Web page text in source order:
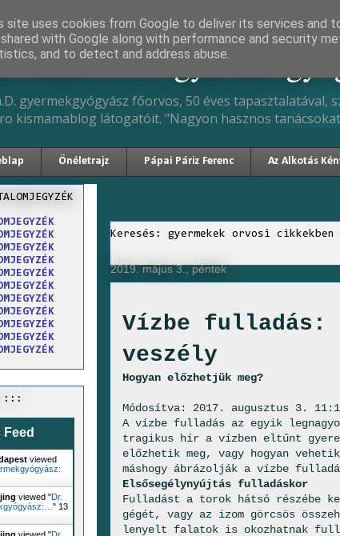
Béla Ph.D.
gyermekgyógyász főorvos, 50 éves
kismamablog látogatóit. "Nagyon hasznos
Önéletrajz Pápai Páriz Ferenc Az Alkotás
Keresés: gyermekek orvosi
2019. május 3., péntek
Vízbe fulladás:
veszély
Hogyan előzhetjük meg?
Módosítva: 2017. augusztus 3.
A vízbe fulladás az egyik
tragikus hír a vízben eltűnt
előzhetik meg, vagy hogyan
máshogy ábrázolják a vízbe
Elsősegélynyújtás fulladáskor
Fulladást a torok hátsó részébe
gégét, vagy az izom görcsös
lenyelt falatok is okozhatnak
:::
Feed
viewed
viewed "Dr.
" 13
site uses cookies from Google to deliver its services and
with Google along with performance and security
and to detect and address abuse.